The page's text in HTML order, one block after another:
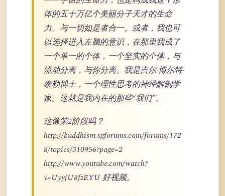
体的五十万亿个美丽分子天才的生命
力。与一切如是者合一。或者，我也可
以选择进入左脑的意识，在那里我成了
一个单一的个体，一个坚实的个体，与
流动分离，与你分离。我是吉尔·博尔特·
泰勒博士，一个理性思考的神经解剖学
家。这就是我内在的那些“我们”。
这像第2阶段吗？
http://buddhism.sgforums.com/forums/172
8/topics/310956?page=2
http://www.youtube.com/watch?
v=UyyjU8fzEYU 好视频。